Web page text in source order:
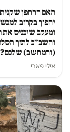
האם הרחפן
יהפוך בקרוב
ומעקב שיכניס
והשב״כ לתוך
(והמחשב) שלכם?
אילי פארי